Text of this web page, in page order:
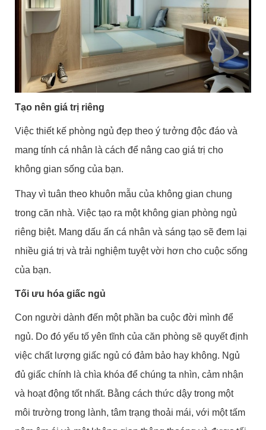
Tạo nên giá trị riêng
Việc thiết kế phòng ngủ đẹp theo ý tưởng độc đáo và
mang tính cá nhân là cách để nâng cao giá trị cho
không gian sống của bạn.
Thay vì tuân theo khuôn mẫu của không gian chung
trong căn nhà. Việc tạo ra một không gian phòng ngủ
riêng biệt. Mang dấu ấn cá nhân và sáng tạo sẽ đem lại
nhiều giá trị và trải nghiệm tuyệt vời hơn cho cuộc sống
của bạn.
Tối ưu hóa giấc ngủ
Con người dành đến một phần ba cuộc đời mình để
ngủ. Do đó yếu tố yên tĩnh của căn phòng sẽ quyết định
việc chất lượng giấc ngủ có đảm bảo hay không. Ngủ
đủ giấc chính là chìa khóa để chúng ta nhìn, cảm nhận
và hoạt động tốt nhất. Bằng cách thức dậy trong một
môi trường trong lành, tâm trạng thoải mái, với một tấm